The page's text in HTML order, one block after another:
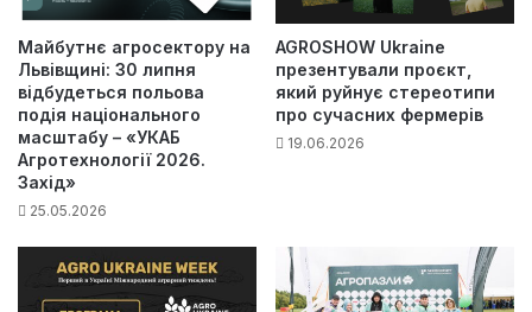
Майбутнє агросектору на
Львівщині: 30 липня
відбудеться польова
подія національного
масштабу – «УКАБ
Агротехнології 2026.
Захід»
25.05.2026
AGROSHOW Ukraine
презентували проєкт,
який руйнує стереотипи
про сучасних фермерів
19.06.2026